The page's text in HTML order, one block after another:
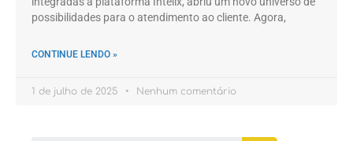
possibilidades para o atendimento ao cliente. Agora,
CONTINUE LENDO »
1 de julho de 2025 Nenhum comentário